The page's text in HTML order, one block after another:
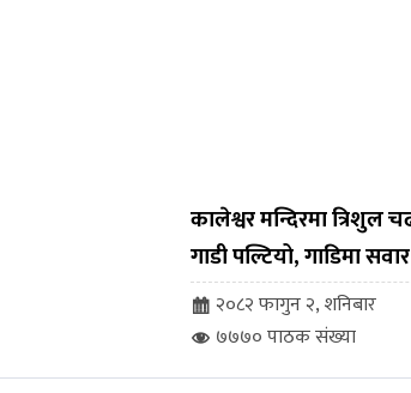
कालेश्वर मन्दिरमा त्रिशुल
गाडी पल्टियो, गाडिमा
२०८२ फागुन २, शनिबार
७७७० पाठक संख्या